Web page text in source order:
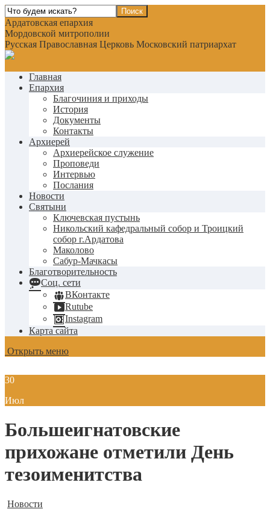
Ардатовская епархия
Мордовской митрополии
Русская Православная Церковь Московский патриархат
Главная
Епархия
Благочиния и приходы
История
Документы
Контакты
Архиерей
Архиерейское служение
Проповеди
Интервью
Послания
Новости
Святыни
Ключевская пустынь
Никольский кафедральный собор и Троицкий
собор г.Ардатова
Маколово
Сабур-Мачкасы
Благотворительность
Соц. сети
ВКонтакте
Rutube
Instagram
Карта сайта
Открыть меню
30
Июл
Большеигнатовские
прихожане отметили День
тезоименитства
Новости